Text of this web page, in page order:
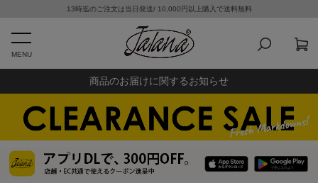
13時迄のご注文は当日発送/ 10,000円以上購入で送料無料
MENU
商品のお届けに関するお知らせ